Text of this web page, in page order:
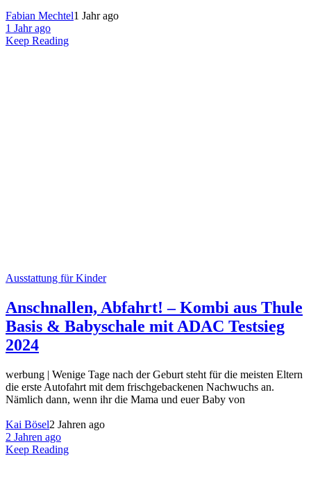
Fabian Mechtel1 Jahr ago
1 Jahr ago
Keep Reading
Ausstattung für Kinder
Anschnallen, Abfahrt! – Kombi aus Thule
Basis & Babyschale mit ADAC Testsieg
2024
werbung | Wenige Tage nach der Geburt steht für die meisten Eltern
die erste Autofahrt mit dem frischgebackenen Nachwuchs an.
Nämlich dann, wenn ihr die Mama und euer Baby von
Kai Bösel2 Jahren ago
2 Jahren ago
Keep Reading